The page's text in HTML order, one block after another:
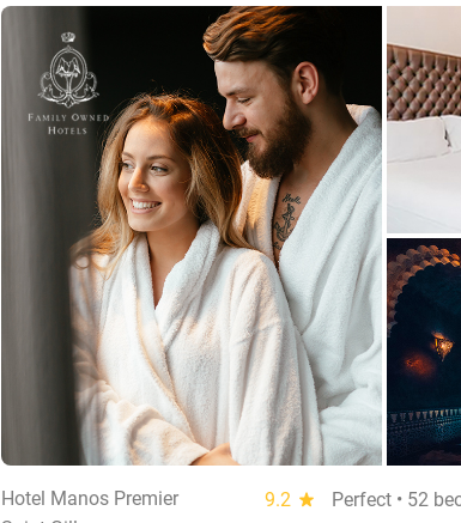
Hotel Manos Premier 9.2 star
Perfect • 52